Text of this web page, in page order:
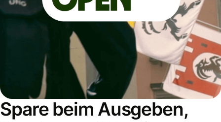
Spare beim Ausgeben,